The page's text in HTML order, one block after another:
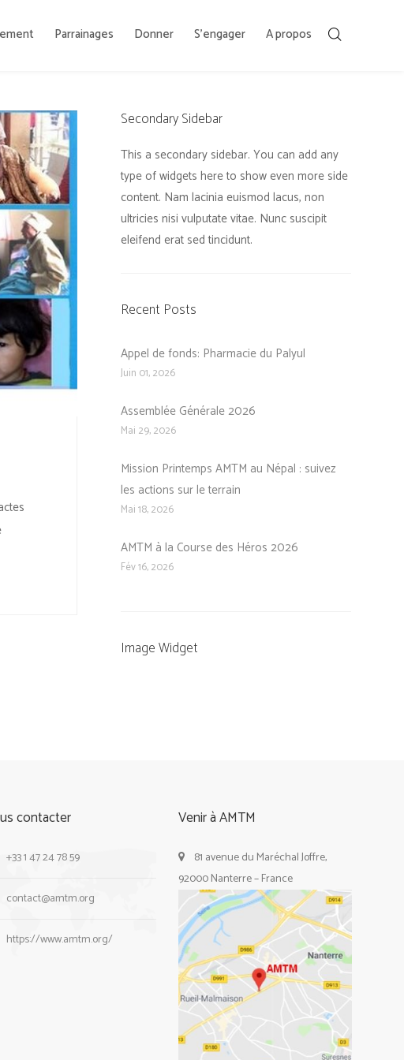
Parrainages Donner S’engager A propos
Secondary Sidebar
This a secondary sidebar. You can add any
type of widgets here to show even more side
content. Nam lacinia euismod lacus, non
ultricies nisi vulputate vitae. Nunc suscipit
eleifend erat sed tincidunt.
Recent Posts
Appel de fonds: Pharmacie du Palyul
Juin 01, 2026
Assemblée Générale 2026
Mai 29, 2026
Mission Printemps AMTM au Népal : suivez
les actions sur le terrain
Mai 18, 2026
AMTM à la Course des Héros 2026
Fév 16, 2026
Image Widget
contacter
+33 1 47 24 78 59
contact@amtm.org
https://www.amtm.org/
Venir à AMTM
81 avenue du Maréchal Joffre,
92000 Nanterre – France